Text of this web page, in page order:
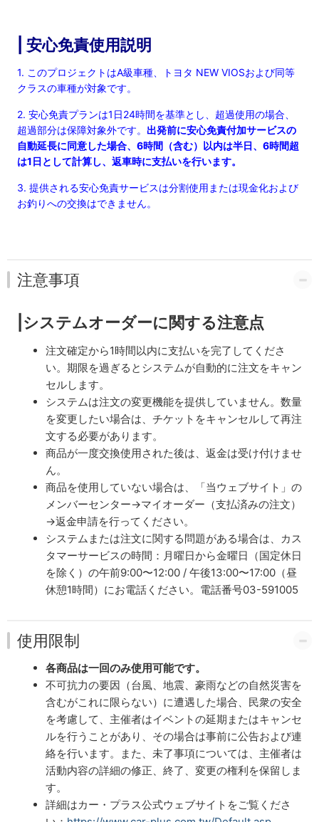
| 安心免責使用説明
1. このプロジェクトはA級車種、トヨタ NEW VIOSおよび同等
クラスの車種が対象です。
2. 安心免責プランは1日24時間を基準とし、超過使用の場合、
超過部分は保障対象外です。 出発前に安心免責付加サービスの
自動延長に同意した場合、6時間（含む）以内は半日、6時間超
は1日として計算し、返車時に支払いを行います。
3. 提供される安心免責サービスは分割使用または現金化および
お釣りへの交換はできません。
注意事項
|システムオーダーに関する注意点
注文確定から1時間以内に支払いを完了してくださ
い。期限を過ぎるとシステムが自動的に注文をキャン
セルします。
システムは注文の変更機能を提供していません。数量
を変更したい場合は、チケットをキャンセルして再注
文する必要があります。
商品が一度交換使用された後は、返金は受け付けませ
ん。
商品を使用していない場合は、「当ウェブサイト」の
メンバーセンター→マイオーダー（支払済みの注文）
→返金申請を行ってください。
システムまたは注文に関する問題がある場合は、カス
タマーサービスの時間：月曜日から金曜日（国定休日
を除く）の午前9:00〜12:00 / 午後13:00〜17:00（昼
休憩1時間）にお電話ください。電話番号03-591005
使用限制
各商品は一回のみ使用可能です。
不可抗力の要因（台風、地震、豪雨などの自然災害を
含むがこれに限らない）に遭遇した場合、民衆の安全
を考慮して、主催者はイベントの延期またはキャンセ
ルを行うことがあり、その場合は事前に公告および連
絡を行います。また、未了事項については、主催者は
活動内容の詳細の修正、終了、変更の権利を保留しま
す。
詳細はカー・プラス公式ウェブサイトをご覧くださ